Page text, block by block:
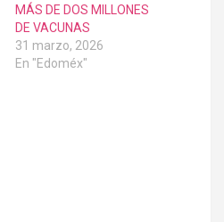
MÁS DE DOS MILLONES
DE VACUNAS
31 marzo, 2026
En "Edoméx"